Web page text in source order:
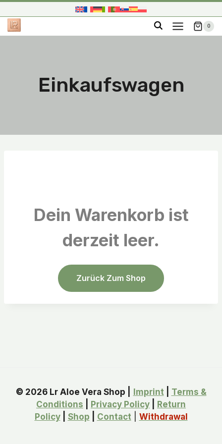
Inhalt
springen
0
Einkaufswagen
Dein Warenkorb ist
derzeit leer.
Zurück Zum Shop
© 2026 Lr Aloe Vera Shop | Imprint
Terms &
Conditions
Privacy Policy
Return
Policy| Shop Contact Withdrawal